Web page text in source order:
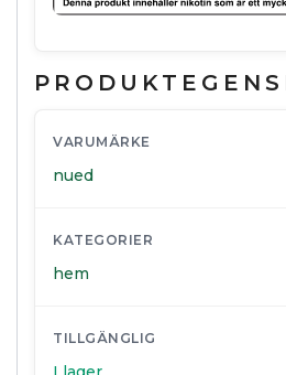
VARUMÄRKE
nued
KATEGORIER
hem
TILLGÄNGLIG